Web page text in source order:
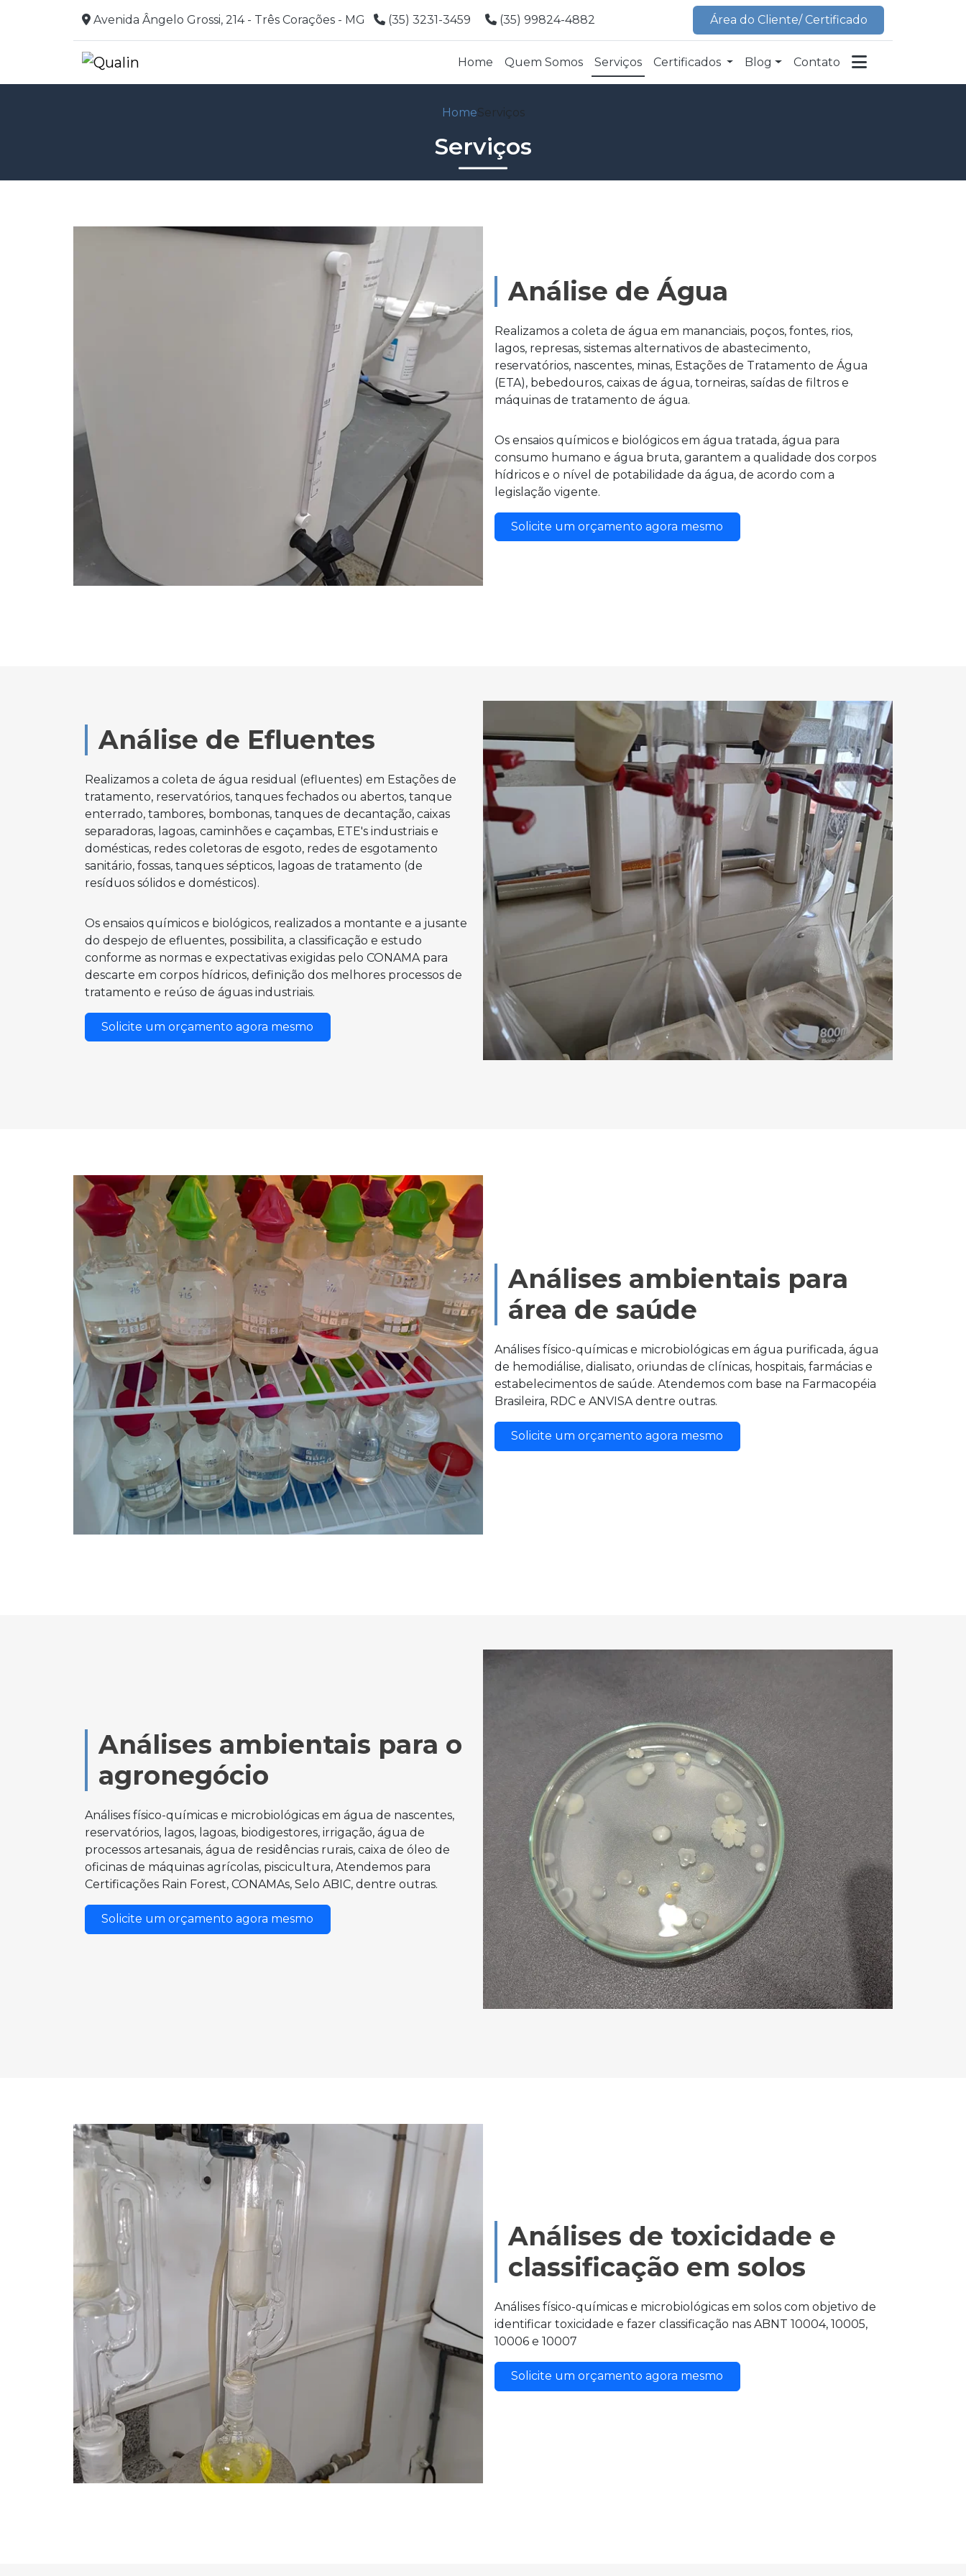
Avenida Ângelo Grossi, 214 - Três Corações - MG (35) 3231-3459 (35) 99824-4882 Área do Cliente/ Certificado
Home Quem Somos Serviços Certificados Blog Contato
HomeServiços
Serviços
Análise de Água
Realizamos a coleta de água em mananciais, poços, fontes, rios,
lagos, represas, sistemas alternativos de abastecimento,
reservatórios, nascentes, minas, Estações de Tratamento de Água
(ETA), bebedouros, caixas de água, torneiras, saídas de filtros e
máquinas de tratamento de água.
Os ensaios químicos e biológicos em água tratada, água para
consumo humano e água bruta, garantem a qualidade dos corpos
hídricos e o nível de potabilidade da água, de acordo com a
legislação vigente.
Solicite um orçamento agora mesmo
Análise de Efluentes
Realizamos a coleta de água residual (efluentes) em Estações de
tratamento, reservatórios, tanques fechados ou abertos, tanque
enterrado, tambores, bombonas, tanques de decantação, caixas
separadoras, lagoas, caminhões e caçambas, ETE's industriais e
domésticas, redes coletoras de esgoto, redes de esgotamento
sanitário, fossas, tanques sépticos, lagoas de tratamento (de
resíduos sólidos e domésticos).
Os ensaios químicos e biológicos, realizados a montante e a jusante
do despejo de efluentes, possibilita, a classificação e estudo
conforme as normas e expectativas exigidas pelo CONAMA para
descarte em corpos hídricos, definição dos melhores processos de
tratamento e reúso de águas industriais.
Solicite um orçamento agora mesmo
Análises ambientais para
área de saúde
Análises físico-químicas e microbiológicas em água purificada, água
de hemodiálise, dialisato, oriundas de clínicas, hospitais, farmácias e
estabelecimentos de saúde. Atendemos com base na Farmacopéia
Brasileira, RDC e ANVISA dentre outras.
Solicite um orçamento agora mesmo
Análises ambientais para o
agronegócio
Análises físico-químicas e microbiológicas em água de nascentes,
reservatórios, lagos, lagoas, biodigestores, irrigação, água de
processos artesanais, água de residências rurais, caixa de óleo de
oficinas de máquinas agrícolas, piscicultura, Atendemos para
Certificações Rain Forest, CONAMAs, Selo ABIC, dentre outras.
Solicite um orçamento agora mesmo
Análises de toxicidade e
classificação em solos
Análises físico-químicas e microbiológicas em solos com objetivo de
identificar toxicidade e fazer classificação nas ABNT 10004, 10005,
10006 e 10007
Solicite um orçamento agora mesmo